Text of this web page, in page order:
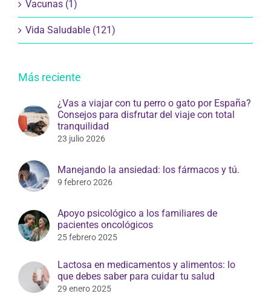
Vacunas (1)
Vida Saludable (121)
Más reciente
¿Vas a viajar con tu perro o gato por España?
Consejos para disfrutar del viaje con total
tranquilidad
23 julio 2026
Manejando la ansiedad: los fármacos y tú.
9 febrero 2026
Apoyo psicológico a los familiares de
pacientes oncológicos
25 febrero 2025
Lactosa en medicamentos y alimentos: lo
que debes saber para cuidar tu salud
29 enero 2025